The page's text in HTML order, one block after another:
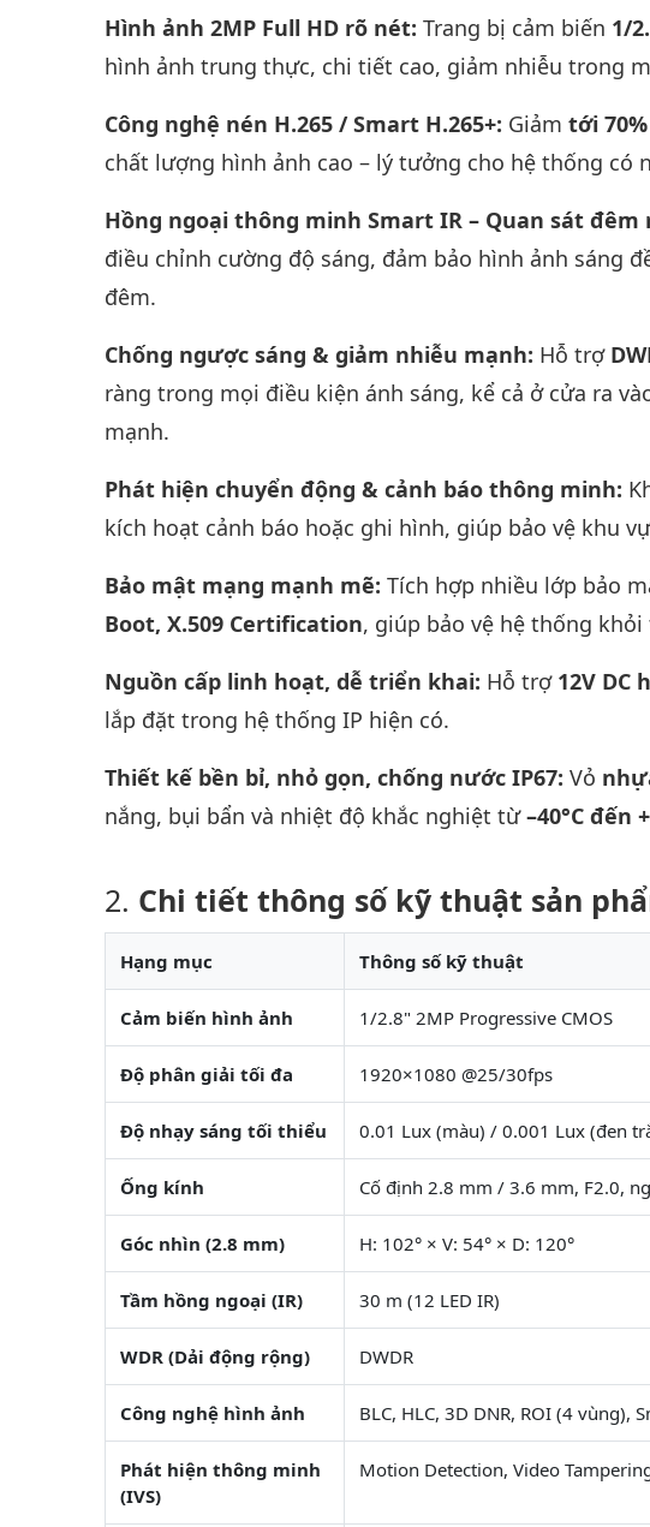
Hình ảnh 2MP Full HD rõ nét: Trang bị cảm biến 1/
hình ảnh trung thực, chi tiết cao, giảm nhiễu trong
Công nghệ nén H.265 / Smart H.265+: Giảm tới
chất lượng hình ảnh cao – lý tưởng cho hệ thống có
Hồng ngoại thông minh Smart IR – Quan sát đêm
điều chỉnh cường độ sáng, đảm bảo hình ảnh sáng
đêm.
Chống ngược sáng & giảm nhiễu mạnh: Hỗ trợ
ràng trong mọi điều kiện ánh sáng, kể cả ở cửa ra
mạnh.
Phát hiện chuyển động & cảnh báo thông minh:
kích hoạt cảnh báo hoặc ghi hình, giúp bảo vệ khu
Bảo mật mạng mạnh mẽ: Tích hợp nhiều lớp bảo
Boot, X.509 Certification, giúp bảo vệ hệ thống
Nguồn cấp linh hoạt, dễ triển khai: Hỗ trợ 12V DC
lắp đặt trong hệ thống IP hiện có.
Thiết kế bền bỉ, nhỏ gọn, chống nước IP67: Vỏ
nắng, bụi bẩn và nhiệt độ khắc nghiệt từ–40°C đến
Chi tiết thông số kỹ thuật sản
Hạng mục Thông số kỹ thuật
Cảm biến hình ảnh 1/2.8" 2MP Progressive CMOS
Độ phân giải tối đa 1920×1080 @25/30fps
Độ nhạy sáng tối thiểu 0.01 Lux (màu) / 0.001 Lux (đen
Ống kính Cố định 2.8 mm / 3.6 mm, F2.0,
Góc nhìn (2.8 mm) H: 102° × V: 54° × D: 120°
Tầm hồng ngoại (IR) 30 m (12 LED IR)
WDR (Dải động rộng) DWDR
Công nghệ hình ảnh BLC, HLC, 3D DNR, ROI (4
Phát hiện thông minh
(IVS)
Motion Detection, Video